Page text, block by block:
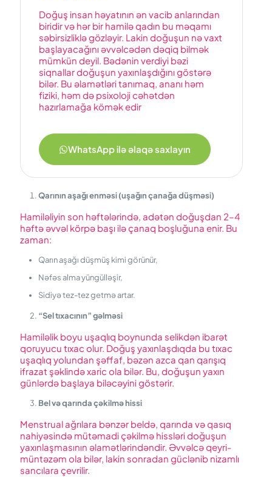
Doğuş insan həyatının ən vacib anlarından
biridir və hər bir hamilə qadın bu məqamı
səbirsizliklə gözləyir. Lakin doğuşun nə vaxt
başlayacağını əvvəlcədən dəqiq bilmək
mümkün deyil. Bədənin verdiyi bəzi
siqnallar doğuşun yaxınlaşdığını göstərə
bilər. Bu əlamətləri tanımaq, ananı həm
fiziki, həm də psixoloji cəhətdən
hazırlamağa kömək edir
WhatsApp ilə əlaqə saxlayın
Qarının aşağı enməsi (uşağın çanağa düşməsi)
Hamiləliyin son həftələrində, adətən doğuşdan 2–4
həftə əvvəl körpə başı ilə çanaq boşluğuna enir. Bu
zaman:
Qarın aşağı düşmüş kimi görünür,
Nəfəs alma yüngülləşir,
Sidiyə tez-tez getmə artar.
“Sel tıxacının” gəlməsi
Hamiləlik boyu uşaqlıq boynunda selikdən ibarət
qoruyucu tıxac olur. Doğuş yaxınlaşdıqda bu tıxac
uşaqlıq yolundan şəffaf, bəzən azca qan qarışıq
ifrazat şəklində xaric ola bilər. Bu, doğuşun yaxın
günlərdə başlaya biləcəyini göstərir.
Bel və qarında çəkilmə hissi
Menstrual ağrılara bənzər beldə, qarında və qasıq
nahiyəsində mütəmadi çəkilmə hissləri doğuşun
yaxınlaşmasının əlamətlərindəndir. Əvvəlcə qeyri-
müntəzəm ola bilər, lakin sonradan güclənib nizamlı
sancılara çevrilir.